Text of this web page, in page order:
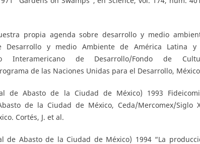
propia agenda sobre desarrollo y medio
Desarrollo y medio Ambiente de América Latina y
Interamericano de Desarrollo/Fondo de
de las Naciones Unidas para el Desarrollo,
de Abasto de la Ciudad de México) 1993
de la Ciudad de México, Ceda/Mercomex/Siglo
Cortés, J. et al.
de Abasto de la Ciudad de México) 1994 “La